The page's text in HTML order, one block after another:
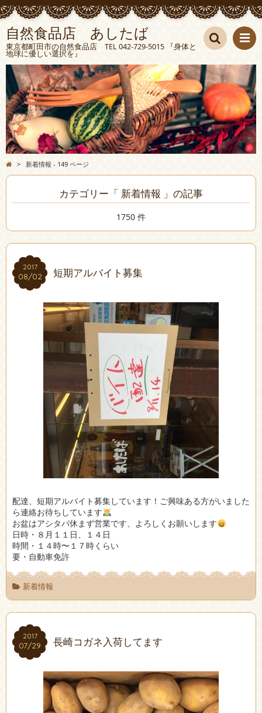
自然食品店 あしたば
東京都町田市の自然食品店 TEL 042-729-5015 『身体と
地球に優しい選択を』 検索
> 新着情報 - 149 ページ
カテゴリー「 新着情報 」の記事
1750 件
2017
08/02
2017
08/02 短期アルバイト募集
配達、短期アルバイト募集しています！ご興味ある方がいました
ら連絡お待ちしています
お盆はアシタバ休まず営業です、よろしくお願いします
日時・８月１１日、１４日
時間・１４時〜１７時くらい
要・自動車免許
新着情報
2017
07/29
2017
07/29 長崎コガネ入荷してます